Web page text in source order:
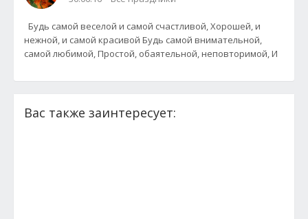
нежной, и самой красивой Будь самой внимательной,
самой любимой, Простой, обаятельной, неповторимой, И
Вас также заинтересует: